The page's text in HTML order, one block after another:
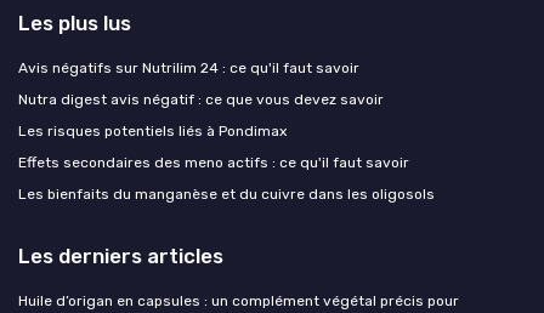
Les plus lus
Avis négatifs sur Nutrilim 24 : ce qu'il faut savoir
Nutra digest avis négatif : ce que vous devez savoir
Les risques potentiels liés à Pondimax
Effets secondaires des meno actifs : ce qu'il faut savoir
Les bienfaits du manganèse et du cuivre dans les oligosols
Les derniers articles
Huile d’origan en capsules : un complément végétal précis pour